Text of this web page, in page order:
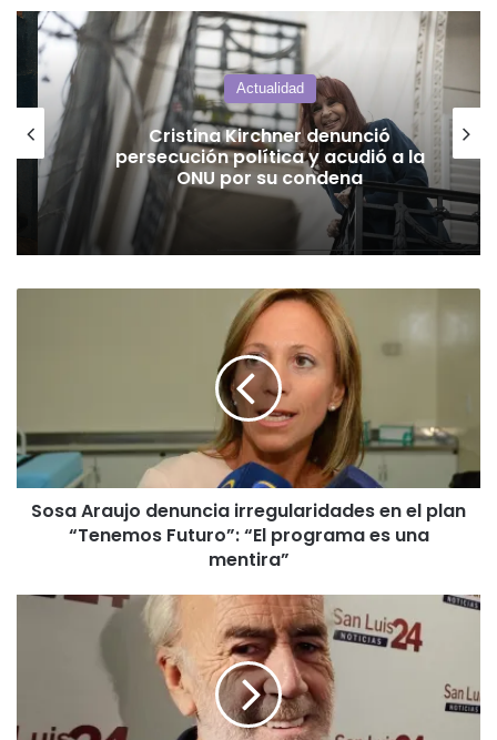
Actualidad
Cristina Kirchner denunció
persecución política y acudió a la
ONU por su condena
plan
“Tenemos
Futuro”:
“El
programa
mentira”
Sosa Araujo denuncia irregularidades en el plan
“Tenemos Futuro”: “El programa es una
mentira”